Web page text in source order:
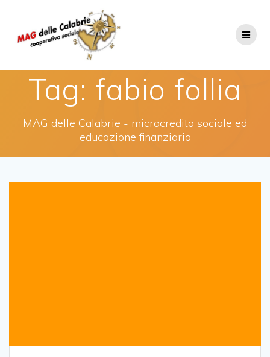
Tag: fabio follia
MAG delle Calabrie - microcredito sociale ed
educazione finanziaria